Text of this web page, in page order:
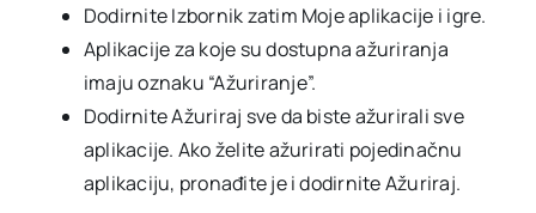
Dodirnite Izbornik zatim Moje aplikacije i igre.
Aplikacije za koje su dostupna ažuriranja
imaju oznaku “Ažuriranje”.
Dodirnite Ažuriraj sve da biste ažurirali sve
aplikacije. Ako želite ažurirati pojedinačnu
aplikaciju, pronađite je i dodirnite Ažuriraj.